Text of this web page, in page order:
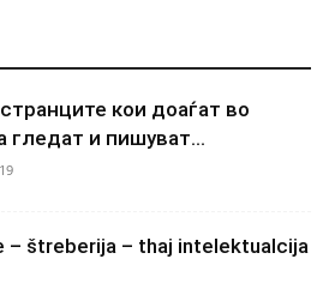
кои доаѓат во
гледат и пишуват...
– štreberija – thaj intelektualcija